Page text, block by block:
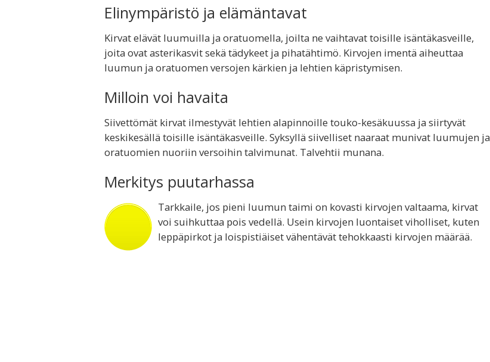
Elinympäristö ja elämäntavat
Kirvat elävät luumuilla ja oratuomella, joilta ne vaihtavat toisille isäntäkasveille,
joita ovat asterikasvit sekä tädykeet ja pihatähtimö. Kirvojen imentä aiheuttaa
luumun ja oratuomen versojen kärkien ja lehtien käpristymisen.
Milloin voi havaita
Siivettömät kirvat ilmestyvät lehtien alapinnoille touko-kesäkuussa ja siirtyvät
keskikesällä toisille isäntäkasveille. Syksyllä siivelliset naaraat munivat luumujen ja
oratuomien nuoriin versoihin talvimunat. Talvehtii munana.
Merkitys puutarhassa
Tarkkaile, jos pieni luumun taimi on kovasti kirvojen valtaama, kirvat
voi suihkuttaa pois vedellä. Usein kirvojen luontaiset viholliset, kuten
leppäpirkot ja loispistiäiset vähentävät tehokkaasti kirvojen määrää.